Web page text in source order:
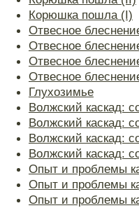
Корюшка пошла (I)
Отвесное
Отвесное
Отвесное
Отвесное
Глухозимье
Волжский каскад:
Волжский каскад:
Волжский каскад:
Волжский каскад:
Опыт и проблемы
Опыт и проблемы
Опыт и проблемы